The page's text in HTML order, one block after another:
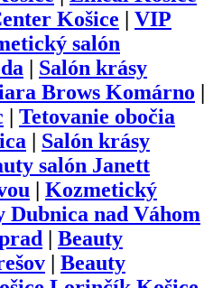
Košice
VIP
salón
Salón krásy
Brows Komárno
Tetovanie obočia
Salón krásy
salón Janett
Kozmetický
Dubnica nad Váhom
Beauty
Beauty